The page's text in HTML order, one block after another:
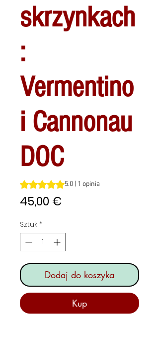
skrzynkach
:
Vermentino
i Cannonau
DOC
Ocena to 5.0 na pięć gwiazdek na
5.0 | 1 opinia
45,00 €
Sztuk *
Dodaj do koszyka
Kup